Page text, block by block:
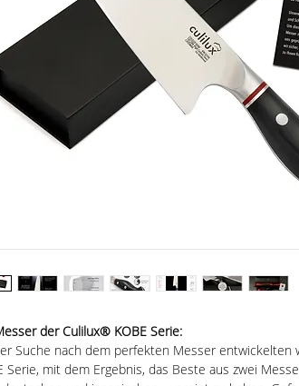
der Culilux® KOBE Serie:
Suche nach dem perfekten Messer entwickelten
Serie, mit dem Ergebnis, das Beste aus zwei